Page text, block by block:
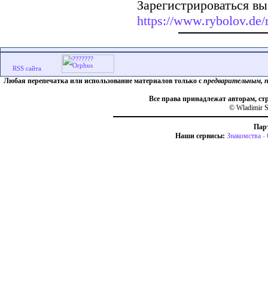
Зарегистрироваться
https://www.rybolov.de/
Любая перепечатка или использование материалов только с предварительным,
Все права принадлежат авторам,
© Wladimir
Наши сервисы: Знакомства -